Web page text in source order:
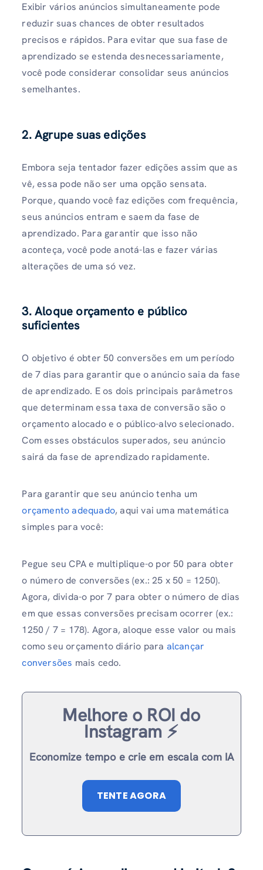
Exibir vários anúncios simultaneamente pode
reduzir suas chances de obter resultados
precisos e rápidos. Para evitar que sua fase de
aprendizado se estenda desnecessariamente,
você pode considerar consolidar seus anúncios
semelhantes.
2. Agrupe suas edições
Embora seja tentador fazer edições assim que as
vê, essa pode não ser uma opção sensata.
Porque, quando você faz edições com frequência,
seus anúncios entram e saem da fase de
aprendizado. Para garantir que isso não
aconteça, você pode anotá-las e fazer várias
alterações de uma só vez.
3. Aloque orçamento e público
suficientes
O objetivo é obter 50 conversões em um período
de 7 dias para garantir que o anúncio saia da fase
de aprendizado. E os dois principais parâmetros
que determinam essa taxa de conversão são o
orçamento alocado e o público-alvo selecionado.
Com esses obstáculos superados, seu anúncio
sairá da fase de aprendizado rapidamente.
Para garantir que seu anúncio tenha um
orçamento adequado, aqui vai uma matemática
simples para você:
Pegue seu CPA e multiplique-o por 50 para obter
o número de conversões (ex.: 25 x 50 = 1250).
Agora, divida-o por 7 para obter o número de dias
em que essas conversões precisam ocorrer (ex.:
1250 / 7 = 178). Agora, aloque esse valor ou mais
como seu orçamento diário para alcançar
conversões mais cedo.
Melhore o ROI do
Instagram ⚡️
Economize tempo e crie em escala com IA
TENTE AGORA